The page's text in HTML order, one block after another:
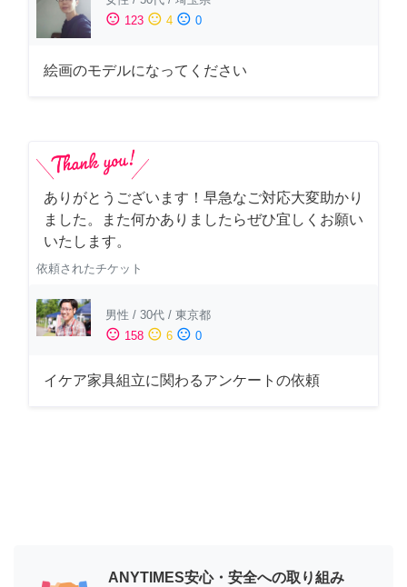
sentiment_satisfied 123 sentiment_neutral 4 sentiment_dissatisfied 0
絵画のモデルになってください
ありがとうございます！早急なご対応大変助かり
ました。また何かありましたらぜひ宜しくお願い
いたします。
依頼されたチケット
男性 / 30代 / 東京都
sentiment_satisfied 158 sentiment_neutral 6 sentiment_dissatisfied 0
イケア家具組立に関わるアンケートの依頼
ANYTIMES安心・安全への取り組み